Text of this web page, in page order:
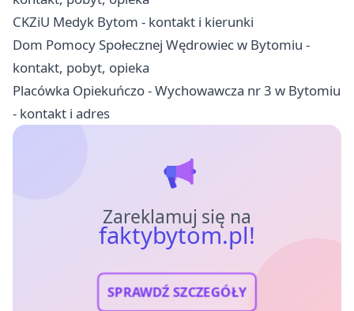
CKZiU Medyk Bytom - kontakt i kierunki
Dom Pomocy Społecznej Wędrowiec w Bytomiu -
kontakt, pobyt, opieka
Placówka Opiekuńczo - Wychowawcza nr 3 w Bytomiu
- kontakt i adres
Zareklamuj się na
faktybytom.pl!
SPRAWDŹ SZCZEGÓŁY